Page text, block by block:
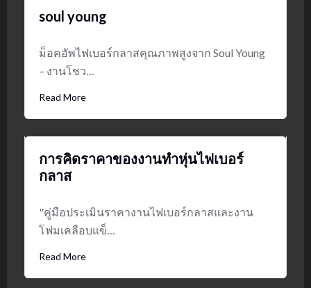
soul young
ม็อคอัพไฟเบอร์กลาสคุณภาพสูงจาก Soul Young
– งานโชว…
Read More
การคิดราคาของงานทำหุ่นไฟเบอร์
กลาส
"คู่มือประเมินราคางานไฟเบอร์กลาสและงาน
โฟมเคลือบแข็…
Read More